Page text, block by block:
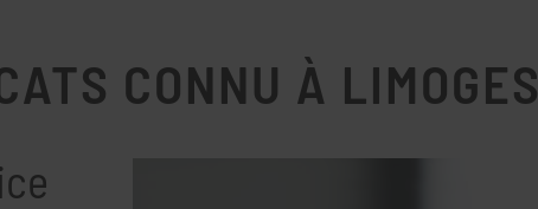
CONNU À LIMOGES